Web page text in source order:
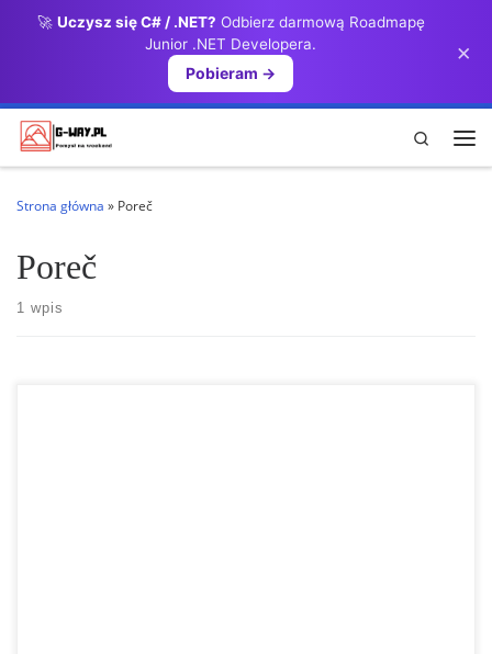
🚀 Uczysz się C# / .NET? Odbierz darmową Roadmapę
Junior .NET Developera.
Pobieram →
×
Przejdź do treści
Search
Strona główna » Poreč
Poreč
1 wpis